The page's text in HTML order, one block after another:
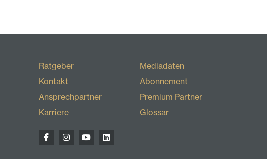
Ratgeber
Kontakt
Ansprechpartner
Karriere
Mediadaten
Abonnement
Premium Partner
Glossar